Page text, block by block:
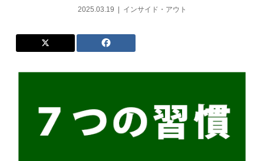
2025.03.19 インサイド・アウト